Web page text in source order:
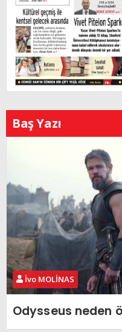
Baş Yazı
İvo MOLİNAS
Odysseus neden